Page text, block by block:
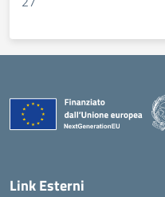
Link Esterni